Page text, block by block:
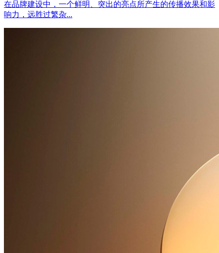
在品牌建设中，一个鲜明、突出的亮点所产生的传播效果和影
响力，远胜过繁杂...